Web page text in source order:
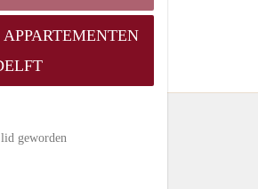
geworden